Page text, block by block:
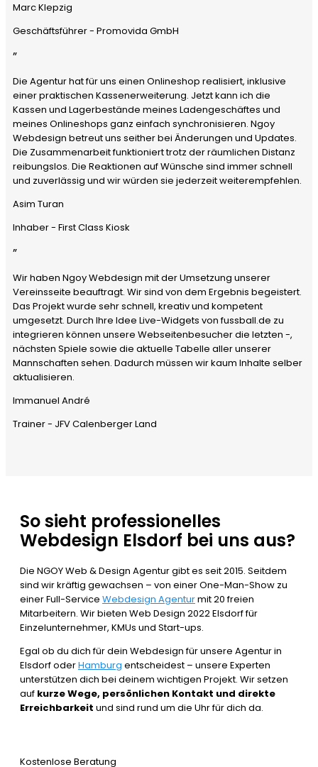
Marc Klepzig
Geschäftsführer - Promovida GmbH
”
Die Agentur hat für uns einen Onlineshop realisiert, inklusive
einer praktischen Kassenerweiterung. Jetzt kann ich die
Kassen und Lagerbestände meines Ladengeschäftes und
meines Onlineshops ganz einfach synchronisieren. Ngoy
Webdesign betreut uns seither bei Änderungen und Updates.
Die Zusammenarbeit funktioniert trotz der räumlichen Distanz
reibungslos. Die Reaktionen auf Wünsche sind immer schnell
und zuverlässig und wir würden sie jederzeit weiterempfehlen.
Asim Turan
Inhaber - First Class Kiosk
”
Wir haben Ngoy Webdesign mit der Umsetzung unserer
Vereinsseite beauftragt. Wir sind von dem Ergebnis begeistert.
Das Projekt wurde sehr schnell, kreativ und kompetent
umgesetzt. Durch Ihre Idee Live-Widgets von fussball.de zu
integrieren können unsere Webseitenbesucher die letzten -,
nächsten Spiele sowie die aktuelle Tabelle aller unserer
Mannschaften sehen. Dadurch müssen wir kaum Inhalte selber
aktualisieren.
Immanuel André
Trainer - JFV Calenberger Land
So sieht professionelles
Webdesign Elsdorf bei uns aus?
Die NGOY Web & Design Agentur gibt es seit 2015. Seitdem
sind wir kräftig gewachsen – von einer One-Man-Show zu
einer Full-Service Webdesign Agenturmit 20 freien
Mitarbeitern. Wir bieten Web Design 2022 Elsdorf für
Einzelunternehmer, KMUs und Start-ups.
Egal ob du dich für dein Webdesign für unsere Agentur in
Elsdorf oderHamburg entscheidest – unsere Experten
unterstützen dich bei deinem wichtigen Projekt. Wir setzen
auf kurze Wege, persönlichen Kontakt und direkte
Erreichbarkeit und sind rund um die Uhr für dich da.
Kostenlose Beratung